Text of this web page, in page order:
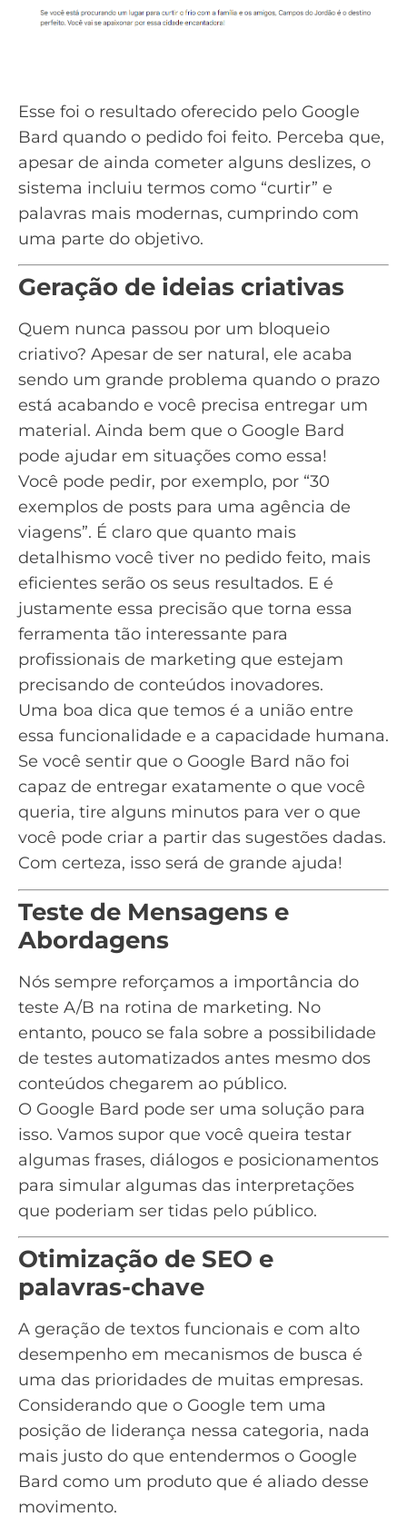
Esse foi o resultado oferecido pelo Google
Bard quando o pedido foi feito. Perceba que,
apesar de ainda cometer alguns deslizes, o
sistema incluiu termos como “curtir” e
palavras mais modernas, cumprindo com
uma parte do objetivo.
Geração de ideias criativas
Quem nunca passou por um bloqueio
criativo? Apesar de ser natural, ele acaba
sendo um grande problema quando o prazo
está acabando e você precisa entregar um
material. Ainda bem que o Google Bard
pode ajudar em situações como essa!
Você pode pedir, por exemplo, por “30
exemplos de posts para uma agência de
viagens”. É claro que quanto mais
detalhismo você tiver no pedido feito, mais
eficientes serão os seus resultados. E é
justamente essa precisão que torna essa
ferramenta tão interessante para
profissionais de marketing que estejam
precisando de conteúdos inovadores.
Uma boa dica que temos é a união entre
essa funcionalidade e a capacidade humana.
Se você sentir que o Google Bard não foi
capaz de entregar exatamente o que você
queria, tire alguns minutos para ver o que
você pode criar a partir das sugestões dadas.
Com certeza, isso será de grande ajuda!
Teste de Mensagens e
Abordagens
Nós sempre reforçamos a importância do
teste A/B na rotina de marketing. No
entanto, pouco se fala sobre a possibilidade
de testes automatizados antes mesmo dos
conteúdos chegarem ao público.
O Google Bard pode ser uma solução para
isso. Vamos supor que você queira testar
algumas frases, diálogos e posicionamentos
para simular algumas das interpretações
que poderiam ser tidas pelo público.
Otimização de SEO e
palavras-chave
A geração de textos funcionais e com alto
desempenho em mecanismos de busca é
uma das prioridades de muitas empresas.
Considerando que o Google tem uma
posição de liderança nessa categoria, nada
mais justo do que entendermos o Google
Bard como um produto que é aliado desse
movimento.